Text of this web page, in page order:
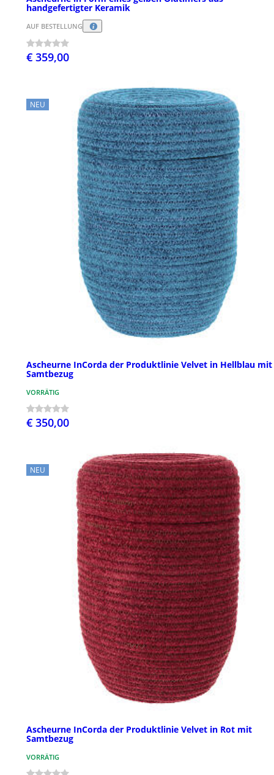
handgefertigter Keramik
AUF BESTELLUNG
€ 359,00
NEU
Ascheurne InCorda der Produktlinie Velvet in Hellblau mit
Samtbezug
VORRÄTIG
€ 350,00
NEU
Ascheurne InCorda der Produktlinie Velvet in Rot mit
Samtbezug
VORRÄTIG